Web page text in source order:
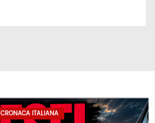
CRONACA ITALIANA